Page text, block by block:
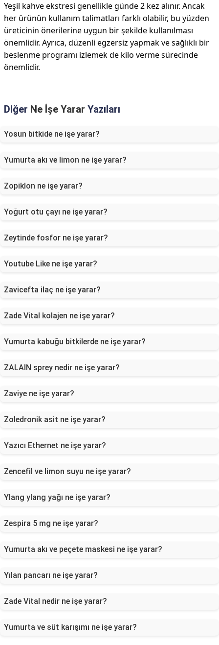
Yeşil kahve ekstresi genellikle günde 2 kez alınır. Ancak
her ürünün kullanım talimatları farklı olabilir, bu yüzden
üreticinin önerilerine uygun bir şekilde kullanılması
önemlidir. Ayrıca, düzenli egzersiz yapmak ve sağlıklı bir
beslenme programı izlemek de kilo verme sürecinde
önemlidir.
Diğer Ne İşe Yarar Yazıları
Yosun bitkide ne işe yarar?
Yumurta akı ve limon ne işe yarar?
Zopiklon ne işe yarar?
Yoğurt otu çayı ne işe yarar?
Zeytinde fosfor ne işe yarar?
Youtube Like ne işe yarar?
Zavicefta ilaç ne işe yarar?
Zade Vital kolajen ne işe yarar?
Yumurta kabuğu bitkilerde ne işe yarar?
ZALAIN sprey nedir ne işe yarar?
Zaviye ne işe yarar?
Zoledronik asit ne işe yarar?
Yazıcı Ethernet ne işe yarar?
Zencefil ve limon suyu ne işe yarar?
Ylang ylang yağı ne işe yarar?
Zespira 5 mg ne işe yarar?
Yumurta akı ve peçete maskesi ne işe yarar?
Yılan pancarı ne işe yarar?
Zade Vital nedir ne işe yarar?
Yumurta ve süt karışımı ne işe yarar?